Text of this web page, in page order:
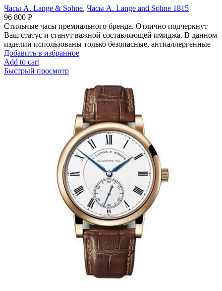
Часы A. Lange & Sohne, Часы A. Lange and Sohne 1815
96 800 Р
Стильные часы премиального бренда. Отлично подчеркнут
Ваш статус и станут важной составляющей имиджа. В данном
изделии использованы только безопасные, антиаллергенные
Добавить в избранное
Add to cart
Быстрый просмотр